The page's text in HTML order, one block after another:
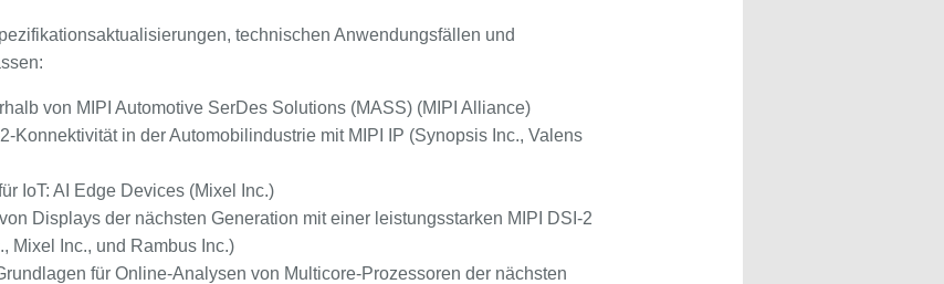
technischen Anwendungsfällen und
von MIPI Automotive SerDes Solutions (MASS) (MIPI Alliance)
Konnektivität in der Automobilindustrie mit MIPI IP (Synopsis Inc., Valens
IoT: AI Edge Devices (Mixel Inc.)
Displays der nächsten Generation mit einer leistungsstarken MIPI DSI-2
Mixel Inc., und Rambus Inc.)
für Online-Analysen von Multicore-Prozessoren der nächsten